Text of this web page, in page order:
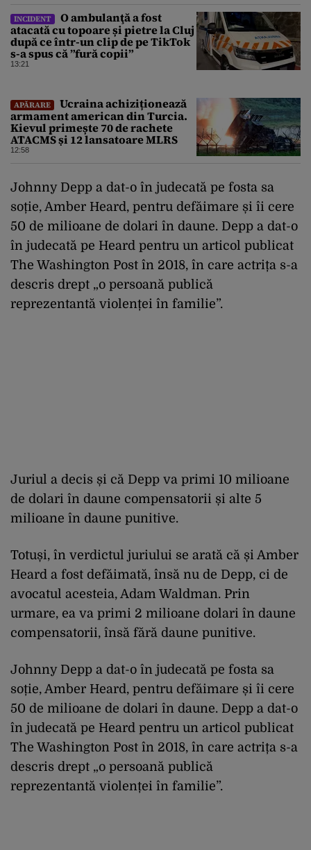
INCIDENT
O ambulanţă a fost
atacată cu topoare și pietre la Cluj
după ce într-un clip de pe TikTok
s-a spus că ”fură copii”
13:21
APĂRARE
Ucraina achiziționează
armament american din Turcia.
Kievul primește 70 de rachete
ATACMS și 12 lansatoare MLRS
12:58
Johnny Depp a dat-o în judecată pe fosta sa
soție, Amber Heard, pentru defăimare și îi cere
50 de milioane de dolari în daune. Depp a dat-o
în judecată pe Heard pentru un articol publicat
The Washington Post în 2018, în care actrița s-a
descris drept „o persoană publică
reprezentantă violenței în familie”.
Juriul a decis și că Depp va primi 10 milioane
de dolari în daune compensatorii și alte 5
milioane în daune punitive.
Totuși, în verdictul juriului se arată că și Amber
Heard a fost defăimată, însă nu de Depp, ci de
avocatul acesteia, Adam Waldman. Prin
urmare, ea va primi 2 milioane dolari în daune
compensatorii, însă fără daune punitive.
Johnny Depp a dat-o în judecată pe fosta sa
soție, Amber Heard, pentru defăimare și îi cere
50 de milioane de dolari în daune. Depp a dat-o
în judecată pe Heard pentru un articol publicat
The Washington Post în 2018, în care actrița s-a
descris drept „o persoană publică
reprezentantă violenței în familie”.